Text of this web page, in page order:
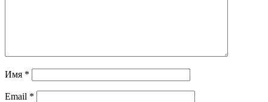
Имя *
Email *